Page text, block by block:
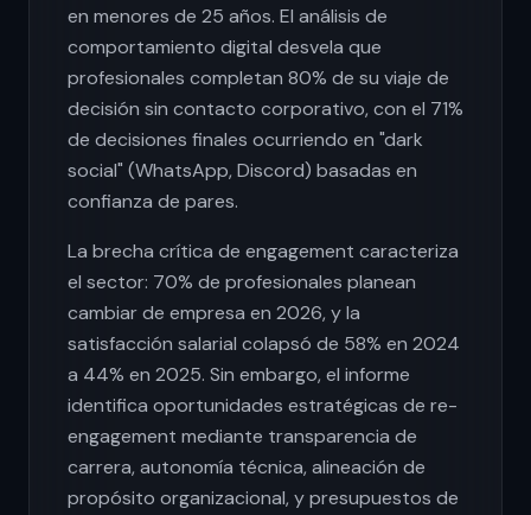
en menores de 25 años. El análisis de
comportamiento digital desvela que
profesionales completan 80% de su viaje de
decisión sin contacto corporativo, con el 71%
de decisiones finales ocurriendo en "dark
social" (WhatsApp, Discord) basadas en
confianza de pares.
La brecha crítica de engagement caracteriza
el sector: 70% de profesionales planean
cambiar de empresa en 2026, y la
satisfacción salarial colapsó de 58% en 2024
a 44% en 2025. Sin embargo, el informe
identifica oportunidades estratégicas de re-
engagement mediante transparencia de
carrera, autonomía técnica, alineación de
propósito organizacional, y presupuestos de